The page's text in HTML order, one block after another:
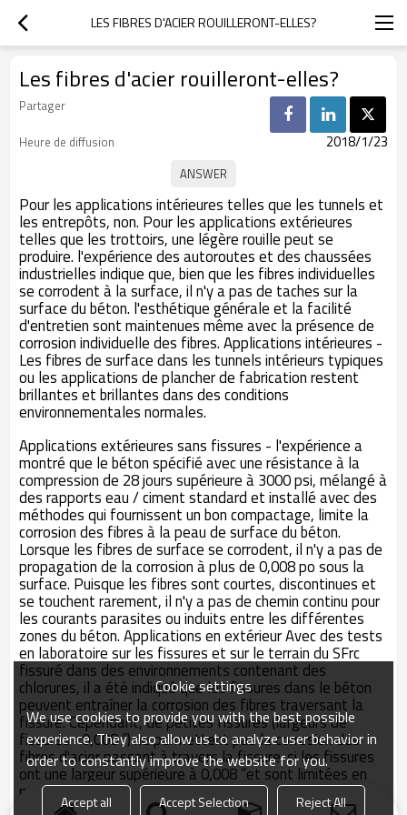
LES FIBRES D'ACIER ROUILLERONT-ELLES?
Les fibres d'acier rouilleront-elles?
Partager
Heure de diffusion
2018/1/23
Pour les applications intérieures telles que les tunnels et
les entrepôts, non. Pour les applications extérieures
telles que les trottoirs, une légère rouille peut se
produire. l'expérience des autoroutes et des chaussées
industrielles indique que, bien que les fibres individuelles
se corrodent à la surface, il n'y a pas de taches sur la
surface du béton. l'esthétique générale et la facilité
d'entretien sont maintenues même avec la présence de
corrosion individuelle des fibres. Applications intérieures -
Les fibres de surface dans les tunnels intérieurs typiques
ou les applications de plancher de fabrication restent
brillantes et brillantes dans des conditions
environnementales normales.
Applications extérieures sans fissures - l'expérience a
montré que le béton spécifié avec une résistance à la
compression de 28 jours supérieure à 3000 psi, mélangé à
des rapports eau / ciment standard et installé avec des
méthodes qui fournissent un bon compactage, limite la
corrosion des fibres à la peau de surface du béton.
Lorsque les fibres de surface se corrodent, il n'y a pas de
propagation de la corrosion à plus de 0,008 po sous la
surface. Puisque les fibres sont courtes, discontinues et
se touchent rarement, il n'y a pas de chemin continu pour
les courants parasites ou induits entre les différentes
zones du béton. Applications en extérieur Avec des tests
en laboratoire sur les fissures et sur le terrain du SFrc
fissuré dans des environnements contenant des
chlorures, il a été indiqué que les fissures dans le béton
peuvent entraîner la corrosion des fibres traversant la
fissure. Cependant, de petites fissures (largeurs de
fissures <0,008 ”) ne permettent pas la corrosion des
fibres d'acier passant à travers la fissure. si les fissures
ont une largeur supérieure à 0,008 ”et sont limitées en
profondeur, les conséquences de cette corrosion
localisée ne sont pas structurellement significatives.
Cookie settings
We use cookies to provide you with the best possible
experience. They also allow us to analyze user behavior in
order to constantly improve the website for you.
Accept all Accept Selection Reject All